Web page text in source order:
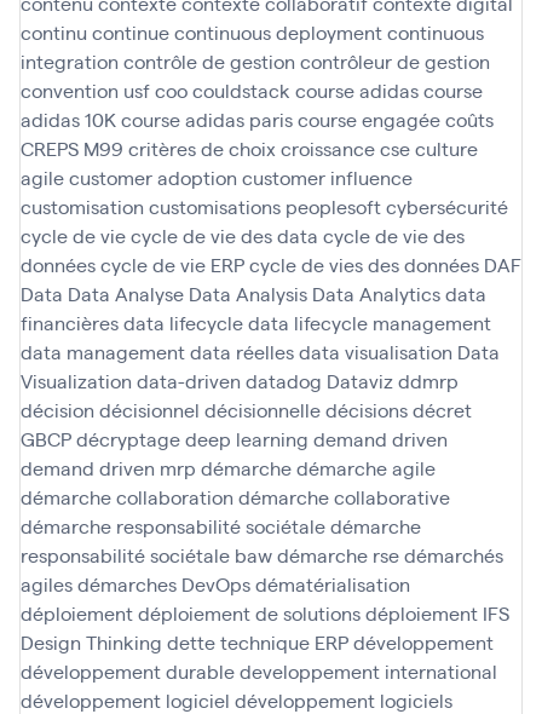
continu continuecontinuous deploymentcontinuous
integration contrôle de gestion contrôleur de gestion
convention usfcoocouldstack course adidascourse
adidas 10K course adidas pariscourse engagéecoûts
CREPS M99 critères de choix croissancecseculture
agilecustomer adoption customer influence
customisation customisations peoplesoftcybersécurité
cycle de viecycle de vie des data cycle de vie des
donnéescycle de vie ERPcycle de vies des données DAF
Data Data Analyse Data Analysis Data Analyticsdata
financièresdata lifecycledata lifecycle management
data managementdata réellesdata visualisation Data
Visualization data-driven datadog Datavizddmrp
décision décisionnel décisionnelledécisionsdécret
GBCPdécryptagedeep learning demand driven
demand driven mrp démarchedémarche agile
démarche collaboration démarche collaborative
démarche responsabilité sociétaledémarche
responsabilité sociétale bawdémarche rsedémarchés
agilesdémarches DevOpsdématérialisation
déploiementdéploiement de solutionsdéploiement IFS
Design Thinking dette technique ERPdéveloppement
développement durabledeveloppement international
développement logiciel développement logiciels